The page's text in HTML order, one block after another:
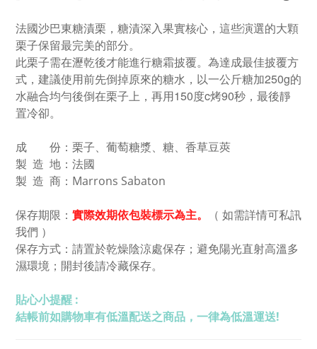
法國沙巴東糖漬栗，糖漬深入果實核心，這些演選的大顆
栗子保留最完美的部分。
此栗子需在瀝乾後才能進行糖霜披覆。為達成最佳披覆方
式，建議使用前先倒掉原來的糖水，以一公斤糖加250g的
水融合均勻後倒在栗子上，再用150度c烤90秒，最後靜
置冷卻。
成 份： 栗子、葡萄糖漿、糖、香草豆莢
製 造 地：法國
製 造 商：Marrons Sabaton
保存期限： 實際效期依包裝標示為主。
（ 如需詳情可私訊
我們 ）
保存方式：請置於乾燥陰涼處保存；避免陽光直射高溫多
濕環境；開封後請冷藏保存。
貼心小提醒 :
結帳前如購物車有低溫配送之商品，一律為低溫運送!